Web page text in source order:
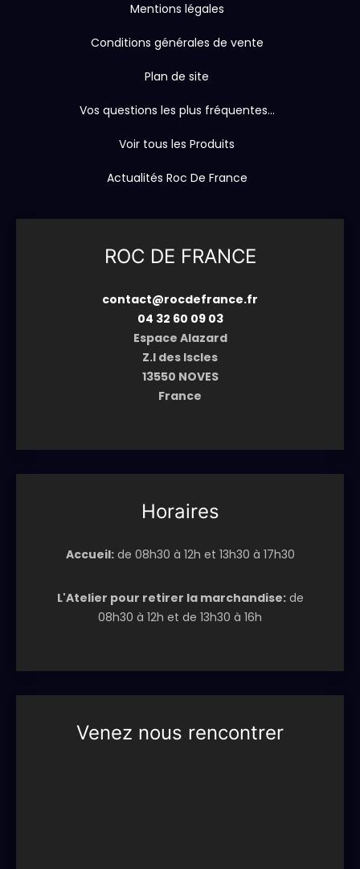
Mentions légales
Conditions générales de vente
Plan de site
Vos questions les plus fréquentes...
Voir tous les Produits
Actualités Roc De France
ROC DE FRANCE
contact@rocdefrance.fr
04 32 60 09 03
Espace Alazard
Z.I des Iscles
13550 NOVES
France
Horaires
Accueil:de 08h30 à 12h et 13h30 à 17h30
L'Atelier pour retirer la marchandise:de
08h30 à 12h et de 13h30 à 16h
Venez nous rencontrer